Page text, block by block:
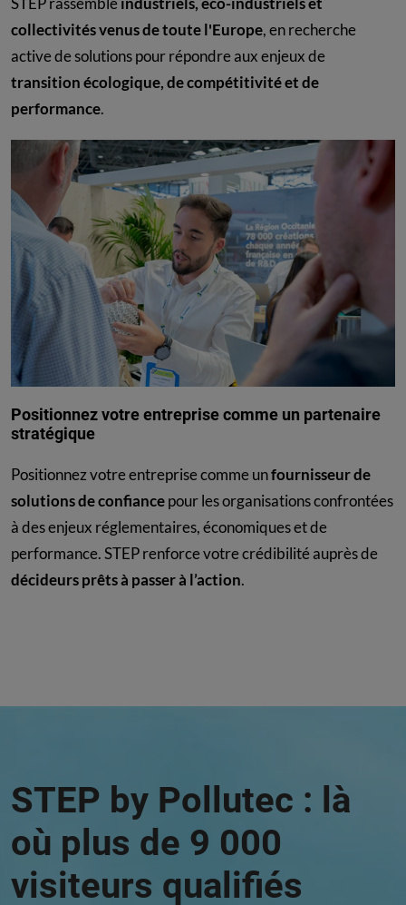
collectivités venus de toute l'Europe, en recherche
active de solutions pour répondre aux enjeux de
transition écologique, de compétitivité et de
performance.
Positionnez votre entreprise comme un partenaire
stratégique
Positionnez votre entreprise comme unfournisseur de
solutions de confiancepour les organisations confrontées
à des enjeux réglementaires, économiques et de
performance. STEP renforce votre crédibilité auprès de
décideurs prêts à passer à l’action.
STEP by Pollutec : là
où plus de 9 000
visiteurs qualifiés